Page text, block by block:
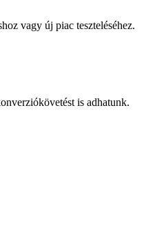
vagy új piac teszteléséhez.
is adhatunk.